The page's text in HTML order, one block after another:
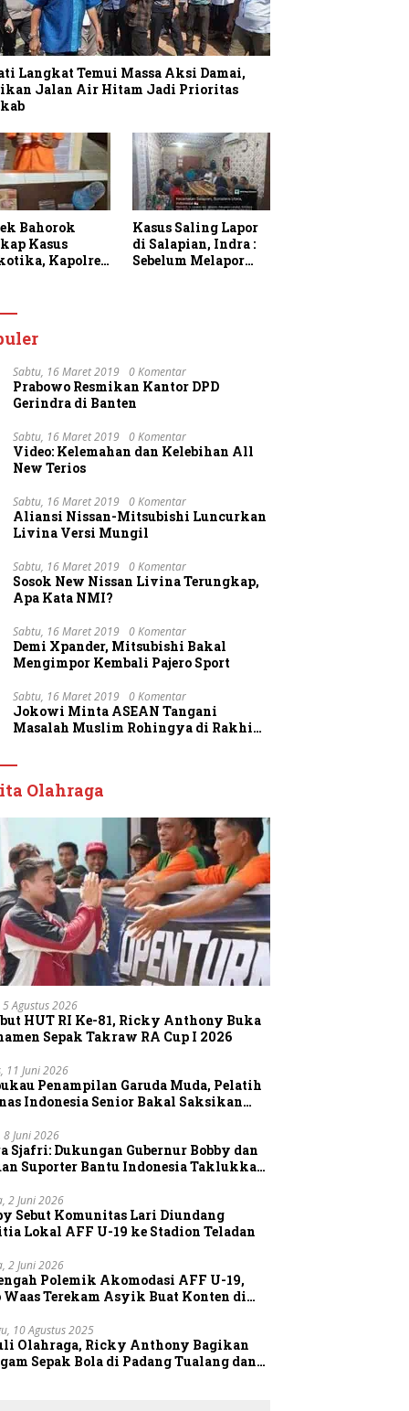
Langkat Temui Massa Aksi Damai,
Jalan Air Hitam Jadi Prioritas
Bahorok
Kasus
Kapolres
Masyarakat
110
Kasus Saling Lapor
di Salapian, Indra :
Sebelum Melapor
Sabtu, 16 Maret 2019 0 Komentar
Prabowo Resmikan Kantor DPD
Gerindra di Banten
Sabtu, 16 Maret 2019 0 Komentar
Video: Kelemahan dan Kelebihan All
New Terios
Sabtu, 16 Maret 2019 0 Komentar
Aliansi Nissan-Mitsubishi Luncurkan
Livina Versi Mungil
Sabtu, 16 Maret 2019 0 Komentar
Sosok New Nissan Livina Terungkap,
Apa Kata NMI?
Sabtu, 16 Maret 2019 0 Komentar
Demi Xpander, Mitsubishi Bakal
Mengimpor Kembali Pajero Sport
Sabtu, 16 Maret 2019 0 Komentar
Jokowi Minta ASEAN Tangani
Masalah Muslim Rohingya di Rakhine
Olahraga
5 Agustus 2026
HUT RI Ke-81, Ricky Anthony Buka
Sepak Takraw RA Cup I 2026
11 Juni 2026
Penampilan Garuda Muda, Pelatih
Indonesia Senior Bakal Saksikan
8 Juni 2026
Sjafri: Dukungan Gubernur Bobby dan
Suporter Bantu Indonesia Taklukkan
2 Juni 2026
Sebut Komunitas Lari Diundang
Lokal AFF U-19 ke Stadion Teladan
2 Juni 2026
Polemik Akomodasi AFF U-19,
Waas Terekam Asyik Buat Konten di
10 Agustus 2025
Olahraga, Ricky Anthony Bagikan
Sepak Bola di Padang Tualang dan